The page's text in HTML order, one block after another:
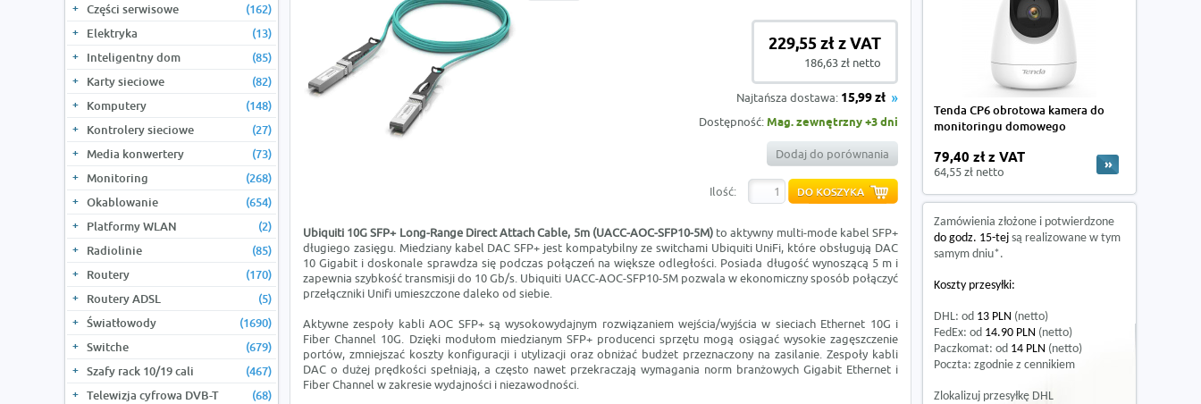
Części serwisowe
(162)
Elektryka
(13)
Inteligentny dom
(85)
Karty sieciowe
(82)
Komputery
(148)
Kontrolery sieciowe
(27)
Media konwertery
(73)
Monitoring
(268)
Okablowanie
(654)
Platformy WLAN
(2)
Radiolinie
(85)
Routery
(170)
Routery ADSL
(5)
Światłowody
(1690)
Switche
(679)
Szafy rack 10/19 cali
(467)
Telewizja cyfrowa DVB-T
(68)
229,55 zł z VAT
186,63 zł netto
Najtańsza dostawa: 15,99 zł
Dostępność:Mag. zewnętrzny +3 dni
Dodaj do porównania
Ilość:
Ubiquiti 10G SFP+ Long-Range Direct Attach Cable, 5m (UACC-AOC-SFP10-5M)to aktywny multi-mode kabel SFP+
długiego zasięgu. Miedziany kabel DAC SFP+ jest kompatybilny ze switchami Ubiquiti UniFi, które obsługują DAC
10 Gigabit i doskonale sprawdza się podczas połączeń na większe odległości. Posiada długość wynoszącą 5 m i
zapewnia szybkość transmisji do 10 Gb/s. Ubiquiti UACC-AOC-SFP10-5M pozwala w ekonomiczny sposób połączyć
przełączniki Unifi umieszczone daleko od siebie.
Aktywne zespoły kabli AOC SFP+ są wysokowydajnym rozwiązaniem wejścia/wyjścia w sieciach Ethernet 10G i
Fiber Channel 10G. Dzięki modułom miedzianym SFP+ producenci sprzętu mogą osiągać wysokie zagęszczenie
portów, zmniejszać koszty konfiguracji i utylizacji oraz obniżać budżet przeznaczony na zasilanie. Zespoły kabli
DAC o dużej prędkości spełniają, a często nawet przekraczają wymagania norm branżowych Gigabit Ethernet i
Fiber Channel w zakresie wydajności i niezawodności.
Tenda CP6 obrotowa kamera do
monitoringu domowego
79,40 zł z VAT
64,55 zł netto
Zamówienia złożone i potwierdzone
do godz. 15-tej są realizowane w tym
samym dniu*.
Koszty przesyłki:
DHL: od 13 PLN (netto)
FedEx: od 14.90 PLN (netto)
Paczkomat: od 14 PLN (netto)
Poczta: zgodnie z cennikiem
Zlokalizuj przesyłkę DHL